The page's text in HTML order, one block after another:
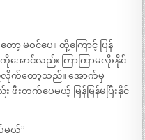
ာ့ မဝင်ပေ။ ထို့ကြောင့် ပြန်
ောင်လည်း ကြာကြာမလိုးနိုင်
က်တော့သည်။ အောက်မှ
းတက်ပေမယ့် မြန်မြန်မပြီးနိုင်
မယ်”